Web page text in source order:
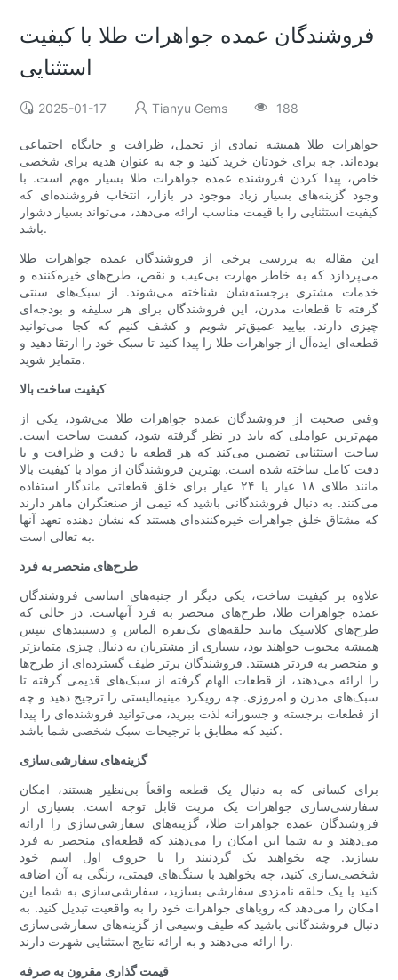
فروشندگان عمده جواهرات طلا با کیفیت
استثنایی
2025-01-17 Tianyu Gems 188
جواهرات طلا همیشه نمادی از تجمل، ظرافت و جایگاه اجتماعی
بوده‌اند. چه برای خودتان خرید کنید و چه به عنوان هدیه برای شخصی
خاص، پیدا کردن فروشنده عمده جواهرات طلا بسیار مهم است. با
وجود گزینه‌های بسیار زیاد موجود در بازار، انتخاب فروشنده‌ای که
کیفیت استثنایی را با قیمت مناسب ارائه می‌دهد، می‌تواند بسیار دشوار
باشد.
این مقاله به بررسی برخی از فروشندگان عمده جواهرات طلا
می‌پردازد که به خاطر مهارت بی‌عیب و نقص، طرح‌های خیره‌کننده و
خدمات مشتری برجسته‌شان شناخته می‌شوند. از سبک‌های سنتی
گرفته تا قطعات مدرن، این فروشندگان برای هر سلیقه و بودجه‌ای
چیزی دارند. بیایید عمیق‌تر شویم و کشف کنیم که کجا می‌توانید
قطعه‌ای ایده‌آل از جواهرات طلا را پیدا کنید تا سبک خود را ارتقا دهید و
متمایز شوید.
کیفیت ساخت بالا
وقتی صحبت از فروشندگان عمده جواهرات طلا می‌شود، یکی از
مهم‌ترین عواملی که باید در نظر گرفته شود، کیفیت ساخت است.
ساخت استثنایی تضمین می‌کند که هر قطعه با دقت و ظرافت و با
دقت کامل ساخته شده است. بهترین فروشندگان از مواد با کیفیت بالا
مانند طلای ۱۸ عیار یا ۲۴ عیار برای خلق قطعاتی ماندگار استفاده
می‌کنند. به دنبال فروشندگانی باشید که تیمی از صنعتگران ماهر دارند
که مشتاق خلق جواهرات خیره‌کننده‌ای هستند که نشان دهنده تعهد آنها
به تعالی است.
طرح‌های منحصر به فرد
علاوه بر کیفیت ساخت، یکی دیگر از جنبه‌های اساسی فروشندگان
عمده جواهرات طلا، طرح‌های منحصر به فرد آنهاست. در حالی که
طرح‌های کلاسیک مانند حلقه‌های تک‌نفره الماس و دستبندهای تنیس
همیشه محبوب خواهند بود، بسیاری از مشتریان به دنبال چیزی متمایزتر
و منحصر به فردتر هستند. فروشندگان برتر طیف گسترده‌ای از طرح‌ها
را ارائه می‌دهند، از قطعات الهام گرفته از سبک‌های قدیمی گرفته تا
سبک‌های مدرن و امروزی. چه رویکرد مینیمالیستی را ترجیح دهید و چه
از قطعات برجسته و جسورانه لذت ببرید، می‌توانید فروشنده‌ای را پیدا
کنید که مطابق با ترجیحات سبک شخصی شما باشد.
گزینه‌های سفارشی‌سازی
برای کسانی که به دنبال یک قطعه واقعاً بی‌نظیر هستند، امکان
سفارشی‌سازی جواهرات یک مزیت قابل توجه است. بسیاری از
فروشندگان عمده جواهرات طلا، گزینه‌های سفارشی‌سازی را ارائه
می‌دهند و به شما این امکان را می‌دهند که قطعه‌ای منحصر به فرد
بسازید. چه بخواهید یک گردنبند را با حروف اول اسم خود
شخصی‌سازی کنید، چه بخواهید با سنگ‌های قیمتی، رنگی به آن اضافه
کنید یا یک حلقه نامزدی سفارشی بسازید، سفارشی‌سازی به شما این
امکان را می‌دهد که رویاهای جواهرات خود را به واقعیت تبدیل کنید. به
دنبال فروشندگانی باشید که طیف وسیعی از گزینه‌های سفارشی‌سازی
را ارائه می‌دهند و به ارائه نتایج استثنایی شهرت دارند.
قیمت گذاری مقرون به صرفه